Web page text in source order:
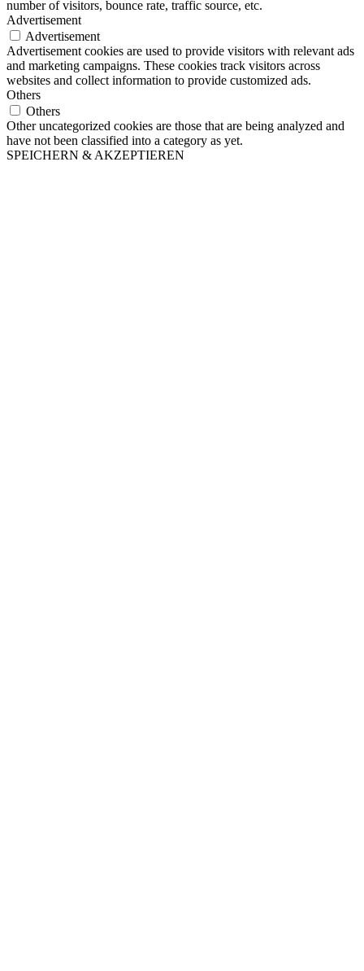
number of visitors, bounce rate, traffic source, etc.
Advertisement
Advertisement
Advertisement cookies are used to provide visitors with relevant ads
and marketing campaigns. These cookies track visitors across
websites and collect information to provide customized ads.
Others
Others
Other uncategorized cookies are those that are being analyzed and
have not been classified into a category as yet.
SPEICHERN & AKZEPTIEREN